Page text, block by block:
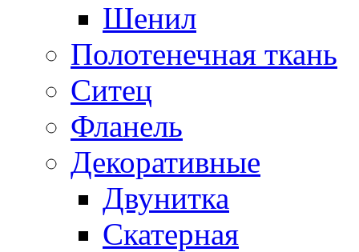
Шенил
Полотенечная ткань
Ситец
Фланель
Декоративные
Двунитка
Скатерная